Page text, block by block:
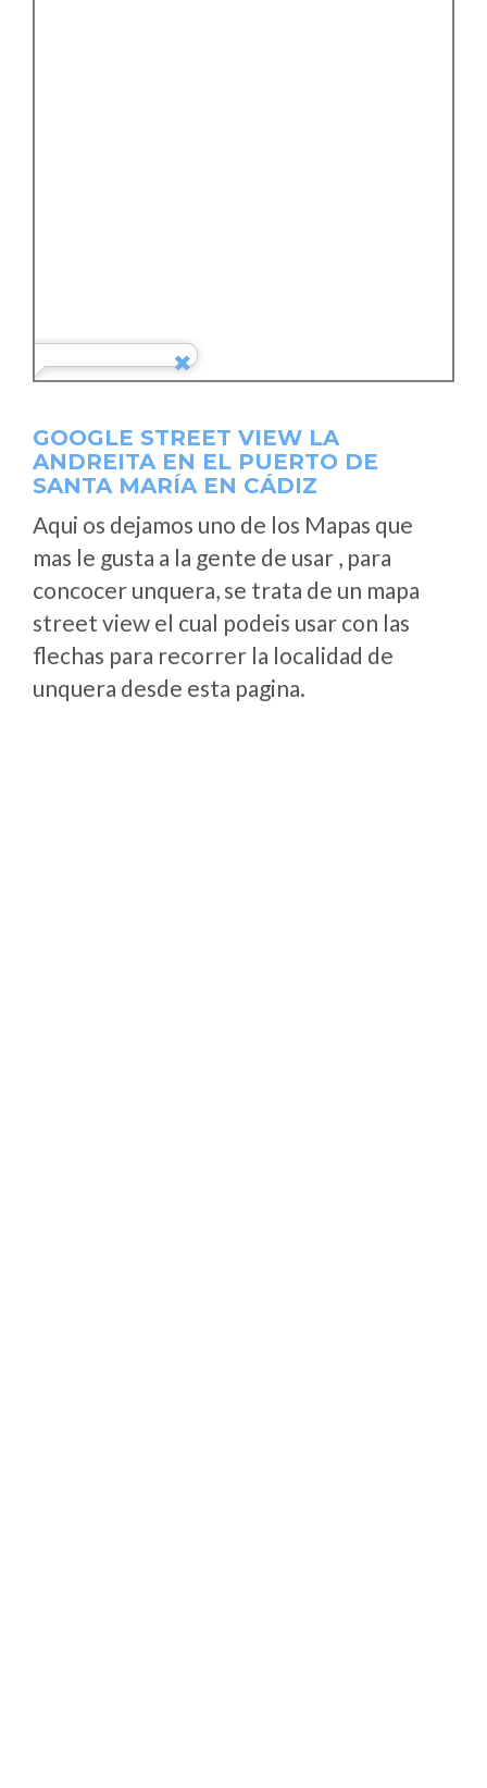
GOOGLE STREET VIEW LA
ANDREITA EN EL PUERTO DE
SANTA MARÍA EN CÁDIZ
Aqui os dejamos uno de los Mapas que
mas le gusta a la gente de usar , para
concocer unquera, se trata de un mapa
street view el cual podeis usar con las
flechas para recorrer la localidad de
unquera desde esta pagina.